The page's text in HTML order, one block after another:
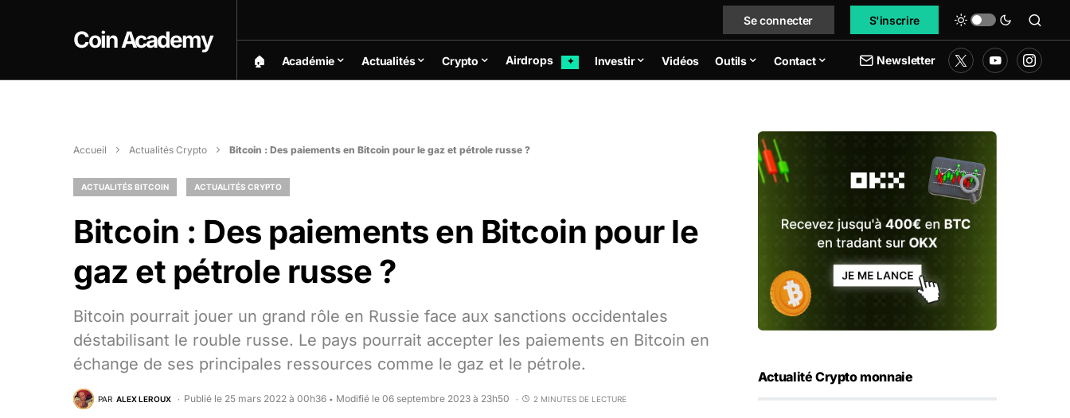
Coin Academy
Se connecter S'inscrire
🏠︎ Académie Actualités Crypto Airdrops ✦ Investir Vidéos Outils Contact Newsletter
Accueil Actualités Crypto Bitcoin : Des paiements en Bitcoin pour le gaz et pétrole russe ?
ACTUALITÉS BITCOIN ACTUALITÉS CRYPTO
Bitcoin : Des paiements en Bitcoin pour le
gaz et pétrole russe ?
Bitcoin pourrait jouer un grand rôle en Russie face aux sanctions occidentales
déstabilisant le rouble russe. Le pays pourrait accepter les paiements en Bitcoin en
échange de ses principales ressources comme le gaz et le pétrole.
PAR ALEX LEROUX Publié le 25 mars 2022 à 00h36 • Modifié le 06 septembre 2023 à 23h50 2 MINUTES DE LECTURE
Actualité Crypto monnaie